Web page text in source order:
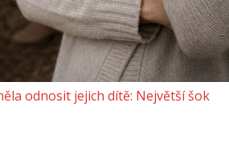
odnosit jejich dítě: Největší šok